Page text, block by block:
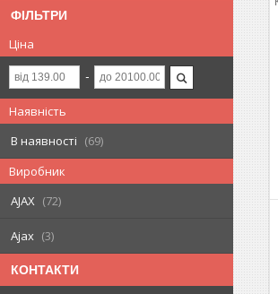
ФІЛЬТРИ
Ціна
Наявність
В наявності
69
Виробник
AJAX
72
Ajax 3
КОНТАКТИ